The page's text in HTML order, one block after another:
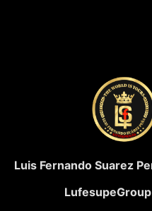
Luis Fernando Suarez